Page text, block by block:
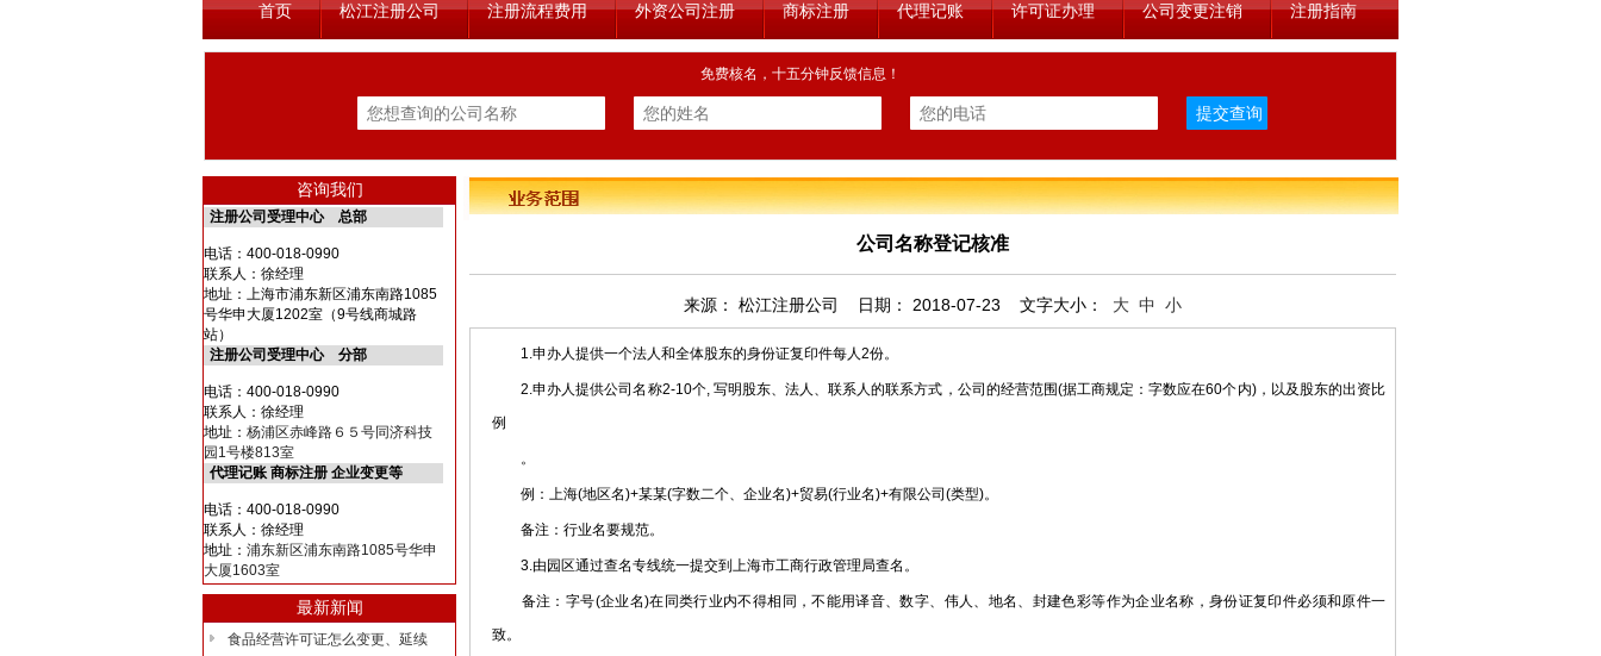
首页 松江注册公司 注册流程费用 外资公司注册 商标注册 代理记账 许可证办理 公司变更注销 注册指南
免费核名，十五分钟反馈信息！
咨询我们
注册公司受理中心 总部
电话： 400-018-0990
联系人：徐经理
地址：上海市浦东新区浦东南路1085
号华申大厦1202室（9号线商城路
站）
注册公司受理中心 分部
电话： 400-018-0990
联系人：徐经理
地址： 杨浦区赤峰路６５号同济科技
园1号楼813室
代理记账 商标注册 企业变更等
电话：400-018-0990
联系人：徐经理
地址： 浦东新区浦东南路1085号华申
大厦1603室
最新新闻
食品经营许可证怎么变更、延续
公司名称登记核准
来源： 松江注册公司 日期： 2018-07-23 文字大小： 大 中 小
1.申办人提供一个法人和全体股东的身份证复印件每人2份。
2.申办人提供公司名称2-10个, 写明股东、法人、联系人的联系方式，公司的经营范围(据工商规定：字数应在60个内)，以及股东的出资比
例
。
例：上海(地区名)+某某(字数二个、企业名)+贸易(行业名)+有限公司(类型)。
备注：行业名要规范。
3.由园区通过查名专线统一提交到上海市工商行政管理局查名。
备注：字号(企业名)在同类行业内不得相同，不能用译音、数字、伟人、地名、封建色彩等作为企业名称，身份证复印件必须和原件一
致。